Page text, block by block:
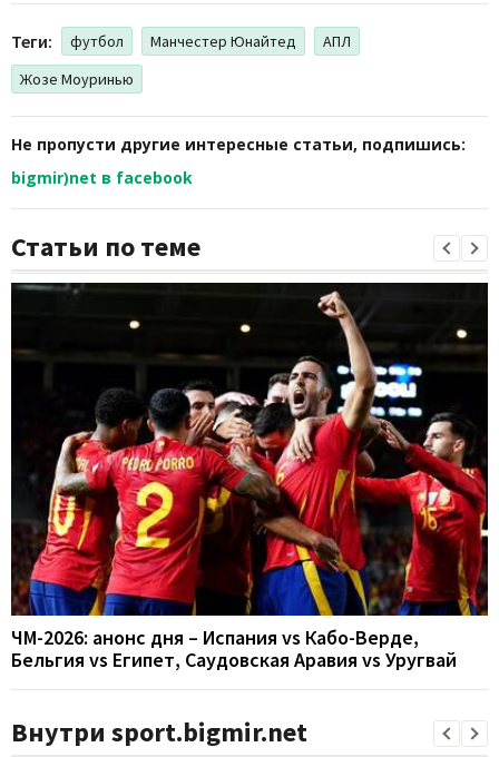
Теги: футбол Манчестер Юнайтед
АПЛ
Жозе Моуринью
Не пропусти другие интересные статьи, подпишись:
bigmir)net в facebook
Статьи по теме
ЧМ-2026: анонс дня – Испания vs Кабо-Верде,
Бельгия vs Египет, Саудовская Аравия vs Уругвай
Внутри sport.bigmir.net